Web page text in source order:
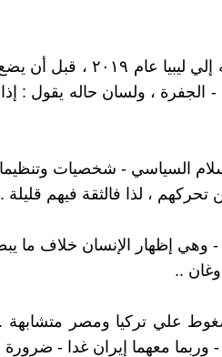
حدث خلالها قصة ذهابه
الجفرة ، ولسان حاله يقول :
السياسي - شخصيات
، لذا فالثقة فيهم قليلة
- وهي إظهار الإنسان خلاف ما
..
علي تركيا ومصر متشابهة
- وربما معهما إيران غدا - ضرورة